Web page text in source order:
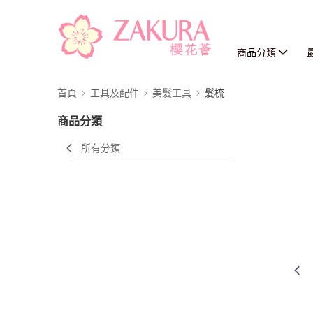
商品分類
首頁 工具及配件 美髮工具 髮梳
商品分類
所有分類